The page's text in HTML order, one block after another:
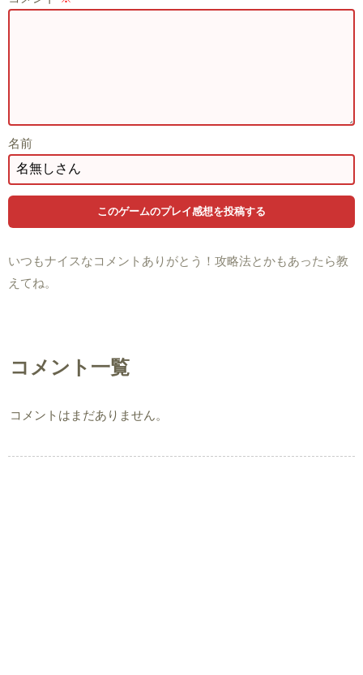
名前
いつもナイスなコメントありがとう！攻略法とかもあったら教
えてね。
コメント一覧
コメントはまだありません。